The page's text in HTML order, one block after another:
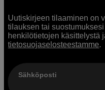
Uutiskirjeen tilaaminen on
tilauksen tai
henkilötietojen käsittelystä
tietosuojaselosteestamme.
Sähköposti